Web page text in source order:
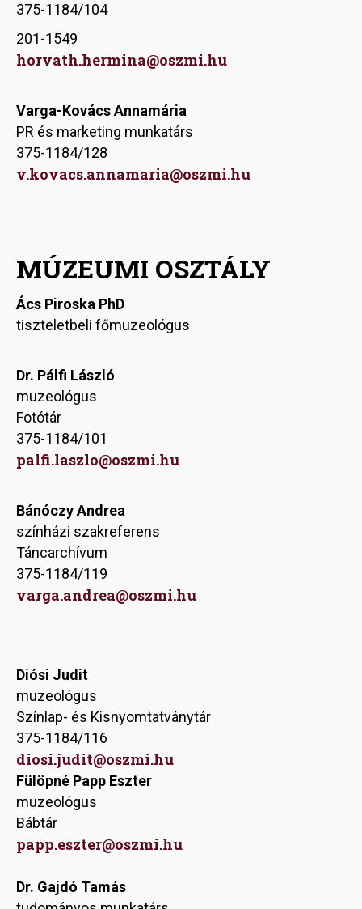
375-1184/104
201-1549
horvath.hermina@oszmi.hu
Varga-Kovács Annamária
PR és marketing munkatárs
375-1184/128
v.kovacs.annamaria@oszmi.hu
MÚZEUMI OSZTÁLY
Ács Piroska PhD
tiszteletbeli főmuzeológus
Dr. Pálfi László
muzeológus
Fotótár
375-1184/101
palfi.laszlo@oszmi.hu
Bánóczy Andrea
színházi szakreferens
Táncarchívum
375-1184/119
varga.andrea@oszmi.hu
Diósi Judit
muzeológus
Színlap- és Kisnyomtatványtár
375-1184/116
diosi.judit@oszmi.hu
Fülöpné Papp Eszter
muzeológus
Bábtár
papp.eszter@oszmi.hu
Dr. Gajdó Tamás